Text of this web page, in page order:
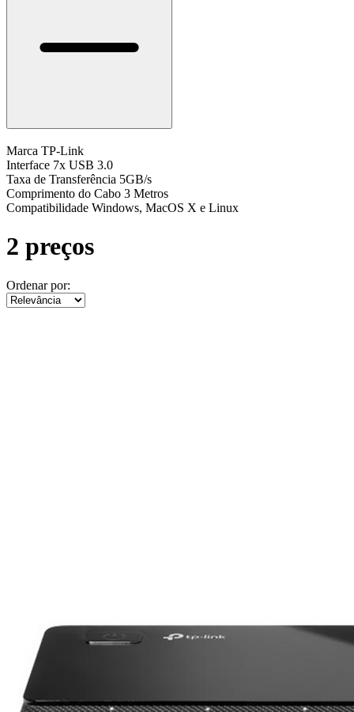
Marca TP-Link
Interface 7x USB 3.0
Taxa de Transferência 5GB/s
Comprimento do Cabo 3 Metros
Compatibilidade Windows, MacOS X e Linux
2 preços
Ordenar por: